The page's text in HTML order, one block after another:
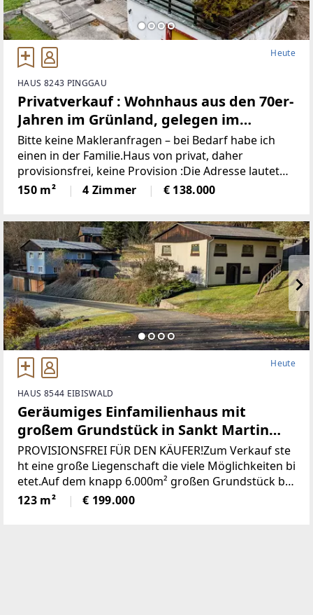
Heute
HAUS 8243 PINGGAU
Privatverkauf : Wohnhaus aus den 70er-
Jahren im Grünland, gelegen im
idyllischen Wechselgebiet
(Provisionsfrei)
Bitte keine Makleranfragen – bei Bedarf habe ich
einen in der Familie.Haus von privat, daher
provisionsfrei, keine Provision :Die Adresse lautet
“8243 Pinggau, Wiesenhöf 43“. Achtung : in
manchen Navis(auch
150 m² 4 Zimmer € 138.000
Heute
HAUS 8544 EIBISWALD
Geräumiges Einfamilienhaus mit
großem Grundstück in Sankt Martin
(Provisionsfrei)
PROVISIONSFREI FÜR DEN KÄUFER!Zum Verkauf ste
ht eine große Liegenschaft die viele Möglichkeiten bi
etet.Auf dem knapp 6.000m² großen Grundstück be
findet sich ein Wohngebäude bestehend aus derzeit
zwei getrennten Wohnungen, einem großen zweist
123 m² € 199.000